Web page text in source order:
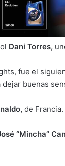
Dani Torres,
fue el
buenas
de Francia.
“Mincha”